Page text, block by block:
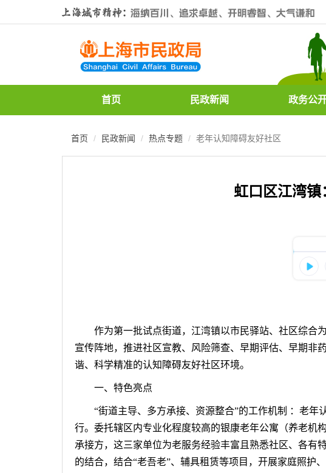
首页 民政新闻 政务公
首页 民政新闻 热点专题 老年认知障碍友好社区
虹口区江湾
作为第一批试点街道，江湾镇以市民驿站、社区综合
宣传阵地，推进社区宣教、风险筛查、早期评估、早期非
谐、科学精准的认知障碍友好社区环境。
一、 特色亮点
“街道主导、多方承接、资源整合”的工作机制 ：老
行。委托辖区内专业化程度较高的银康老年公寓（养老机
承接方，这三家单位为老服务经验丰富且熟悉社区、各有
的结合，结合“老吾老”、辅具租赁等项目，开展家庭照护